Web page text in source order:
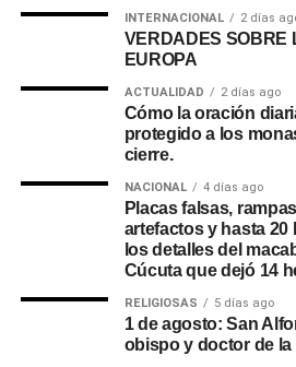
INTERNACIONAL 2 días
VERDADES SOBRE
EUROPA
ACTUALIDAD 2 días ago
Cómo la oración
protegido a los
cierre.
NACIONAL 4 días ago
Placas falsas,
artefactos y hasta
los detalles del
Cúcuta que dejó 14
RELIGIOSAS 5 días ago
1 de agosto: San
obispo y doctor de la